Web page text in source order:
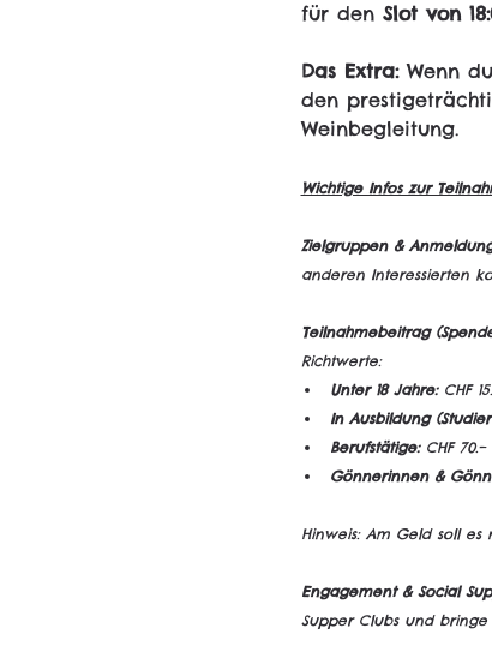
für den Slot von
Das Extra: Wenn
den
Weinbegleitung.
Wichtige Infos zur
Zielgruppen &
anderen Interessierten
Teilnahmebeitrag
Richtwerte:
Unter 18 Jahre: CHF
In Ausbildung
Berufstätige: CHF 70.–
Gönnerinnen &
Hinweis: Am Geld soll
Engagement & Social
Supper Clubs und